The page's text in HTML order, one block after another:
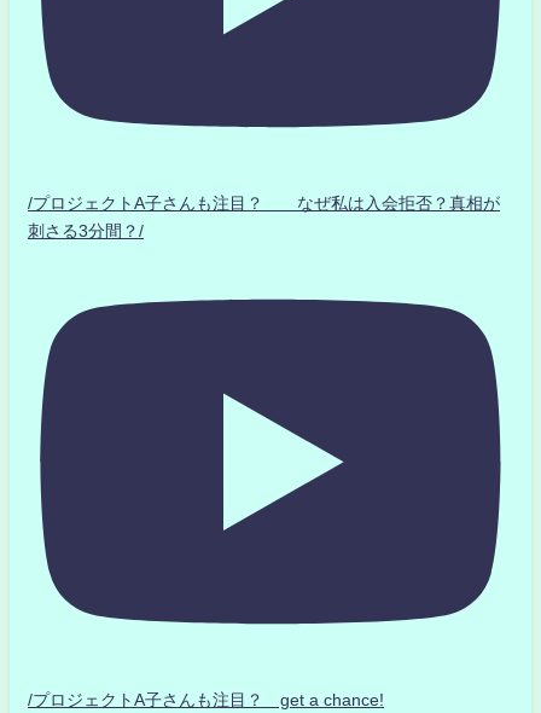
/プロジェクトA子さんも注目？ なぜ私は入会拒否？真相が
刺さる3分間？/
/プロジェクトA子さんも注目？ get a chance!